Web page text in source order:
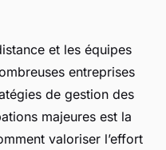
et les équipes
entreprises
de gestion des
majeures est la
valoriser l’effort